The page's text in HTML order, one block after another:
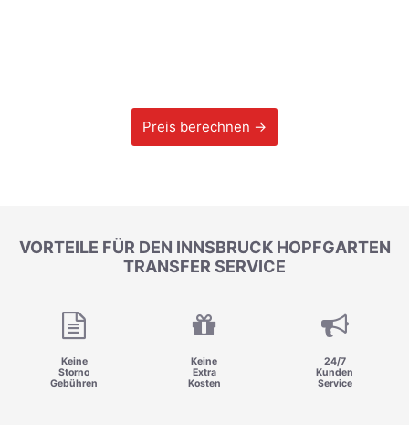
Preis berechnen →
VORTEILE FÜR DEN INNSBRUCK HOPFGARTEN
TRANSFER SERVICE
Keine
Storno
Gebühren
Keine
Extra
Kosten
24/7
Kunden
Service